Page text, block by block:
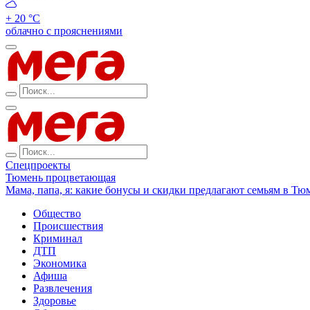
+ 20 °С
облачно с прояснениями
Спецпроекты
Тюмень процветающая
Мама, папа, я: какие бонусы и скидки предлагают семьям в
Общество
Происшествия
Криминал
ДТП
Экономика
Афиша
Развлечения
Здоровье